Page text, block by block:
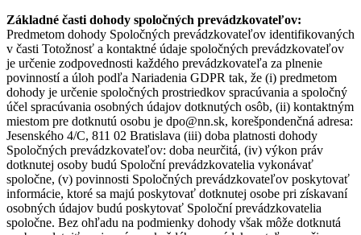
Základné časti dohody spoločných prevádzkovateľov:
Predmetom dohody Spoločných prevádzkovateľov identifikovaných
v časti Totožnosť a kontaktné údaje spoločných prevádzkovateľov
je určenie zodpovednosti každého prevádzkovateľa za plnenie
povinností a úloh podľa Nariadenia GDPR tak, že (i) predmetom
dohody je určenie spoločných prostriedkov spracúvania a spoločný
účel spracúvania osobných údajov dotknutých osôb, (ii) kontaktným
miestom pre dotknutú osobu je dpo@nn.sk, korešpondenčná adresa:
Jesenského 4/C, 811 02 Bratislava (iii) doba platnosti dohody
Spoločných prevádzkovateľov: doba neurčitá, (iv) výkon práv
dotknutej osoby budú Spoloční prevádzkovatelia vykonávať
spoločne, (v) povinnosti Spoločných prevádzkovateľov poskytovať
informácie, ktoré sa majú poskytovať dotknutej osobe pri získavaní
osobných údajov budú poskytovať Spoloční prevádzkovatelia
spoločne. Bez ohľadu na podmienky dohody však môže dotknutá